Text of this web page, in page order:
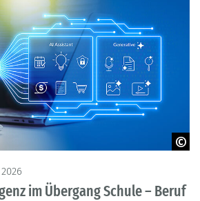
im Übergang Schule – Beruf